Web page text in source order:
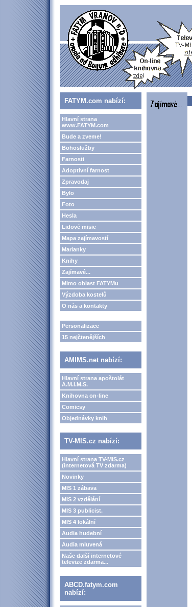
FATYM.com nabízí:
Hlavní strana
www.FATYM.com
Bude a zveme!
Bohoslužby
Farnosti
Adoptivní farnost
Zpravodaj
Bylo
Foto
Hesla
Lidové misie
Mapa zajímavostí
Marianky
Knihy
Zajímavé...
Mimo oblast FATYMu
Výzdoba kostelů
O nás a kontakty
Personalizace
15 nejčtenějších
AMIMS.net nabízí:
Hlavní strana apoštolát
A.M.I.M.S.
Knihovna on-line
Comicsy
Objednávky knih
TV-MIS.cz nabízí:
Hlavní strana TV-MIS.cz
(internetová TV zdarma)
Novinky
MIS 1 zábava
MIS 2 vzdělání
MIS 3 publicist.
MIS 4 lokální
Audia hudební
Audia mluvená
Naše další internetové
televize zdarma...
ABCD.fatym.com
nabízí: